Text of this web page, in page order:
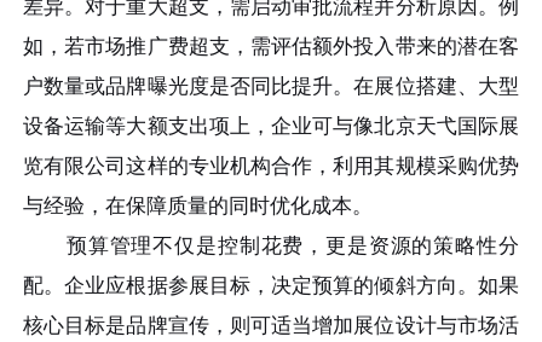
差异。对于重大超支，需启动审批流程并分析原因。例
如，若市场推广费超支，需评估额外投入带来的潜在客
户数量或品牌曝光度是否同比提升。在展位搭建、大型
设备运输等大额支出项上，企业可与像北京天弋国际展
览有限公司这样的专业机构合作，利用其规模采购优势
与经验，在保障质量的同时优化成本。
预算管理不仅是控制花费，更是资源的策略性分
配。企业应根据参展目标，决定预算的倾斜方向。如果
核心目标是品牌宣传，则可适当增加展位设计与市场活